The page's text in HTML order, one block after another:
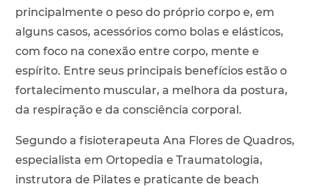
principalmente o peso do próprio corpo e, em
alguns casos, acessórios como bolas e elásticos,
com foco na conexão entre corpo, mente e
espírito. Entre seus principais benefícios estão o
fortalecimento muscular, a melhora da postura,
da respiração e da consciência corporal.
Segundo a fisioterapeuta Ana Flores de Quadros,
especialista em Ortopedia e Traumatologia,
instrutora de Pilates e praticante de beach